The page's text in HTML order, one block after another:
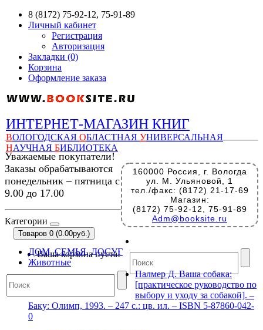
8 (8172) 75-92-12, 75-91-89
Личный кабинет
Регистрация
Авторизация
Закладки (0)
Корзина
Оформление заказа
ИНТЕРНЕТ-МАГАЗИН КНИГ
ВОЛОГОДСКАЯ ОБЛАСТНАЯ УНИВЕРСАЛЬНАЯ
НАУЧНАЯ БИБЛИОТЕКА
160000 Россия, г. Вологда
ул. М. Ульяновой, 1
тел./факс: (8172) 21-17-69
Магазин:
(8172) 75-92-12, 75-91-89
Adm@booksite.ru
Уважаемые покупатели!
Заказы обрабатываются
понедельник – пятница с
9.00 до 17.00
Категории
Товаров 0 (0.00руб.)
Ваша корзина пуста!
ДОМ, СЕМЬЯ, ДОСУГ
Животные
Палмер Д. Ваша собака:
[практическое руководство по
выбору и уходу за собакой]. –
Баку: Олимп, 1993. – 247 с.: цв. ил. – ISBN 5-87860-042-
0